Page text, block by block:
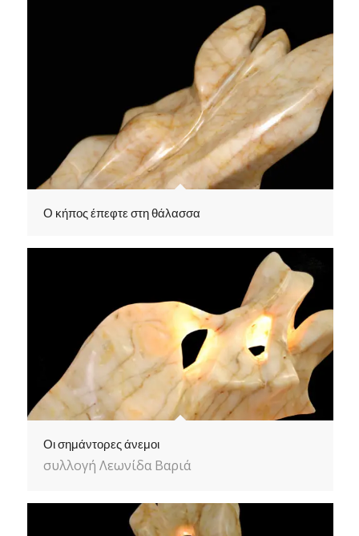
Ο κήπος έπεφτε στη θάλασσα
Οι σημάντορες άνεμοι
συλλογή Λεωνίδα Βαριά